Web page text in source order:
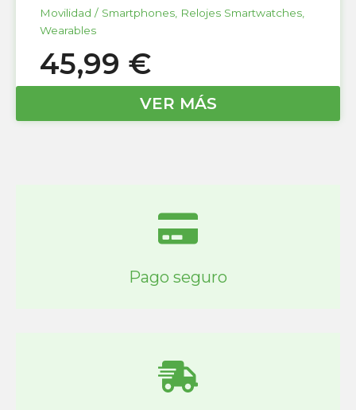
Movilidad / Smartphones Relojes Smartwatches
Wearables
45,99 €
VER MÁS
Pago seguro